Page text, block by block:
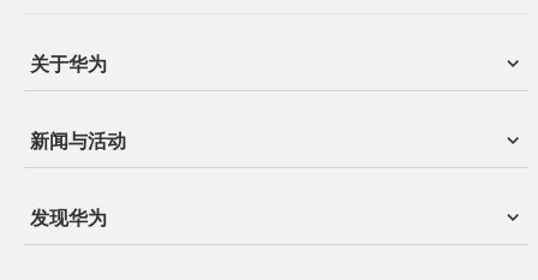
关于华为
新闻与活动
发现华为